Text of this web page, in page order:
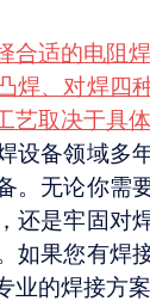
合适的电阻
焊、对焊四
艺取决于具
设备领域多
。无论你需
还是牢固对
如果您有焊
业的焊接方案